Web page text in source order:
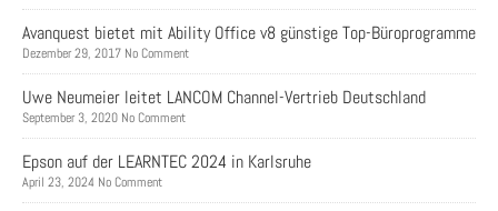
Avanquest bietet mit Ability Office v8 günstige Top-Büroprogramme
Dezember 29, 2017 No Comment
Uwe Neumeier leitet LANCOM Channel-Vertrieb Deutschland
September 3, 2020 No Comment
Epson auf der LEARNTEC 2024 in Karlsruhe
April 23, 2024 No Comment